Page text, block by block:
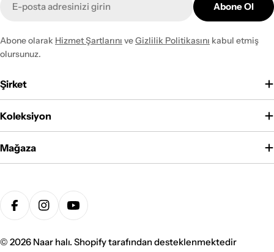
posta
Abone Ol
Abone olarak Hizmet Şartlarını veGizlilik Politikasını kabul etmiş
olursunuz.
Şirket
Koleksiyon
Mağaza
Ödeme
yöntemleri
FacebookInstagramYouTube
© 2026 Naar halı. Shopify tarafından desteklenmektedir